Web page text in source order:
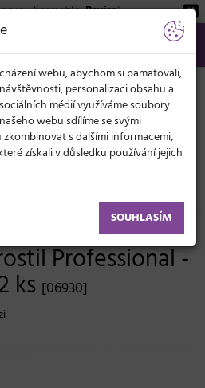
kosmetikuBeviro!
Kč
a šperky
sponka s
Professional -
ks [06930]
webu, abychom si pamatovali,
personalizaci obsahu a
médií využíváme soubory
webu sdílíme se svými
s dalšími informacemi,
získali v důsledku používání jejich
SOUHLASÍM